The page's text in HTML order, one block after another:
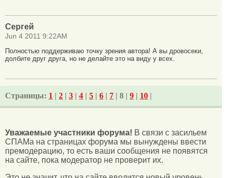
Сергей
Jun 4 2011 9:22AM
Полностью поддерживаю точку зрения автора! А вы дровосеки,
долбите друг друга, но не делайте это на виду у всех.
Страницы: 1 | 2 | 3 | 4 | 5 | 6 | 7 | 8 | 9 | 10 |
Уважаемые участники форума! В связи с засильем
СПАМа на страницах форума мы вынуждены ввести
премодерацию, то есть ваши сообщения не появятся
на сайте, пока модератор не проверит их.